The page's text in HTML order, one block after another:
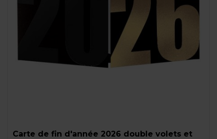
Carte de fin d'année 2026 double volets et